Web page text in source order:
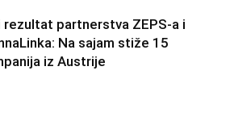
rezultat partnerstva ZEPS-a i
Na sajam stiže 15
iz Austrije